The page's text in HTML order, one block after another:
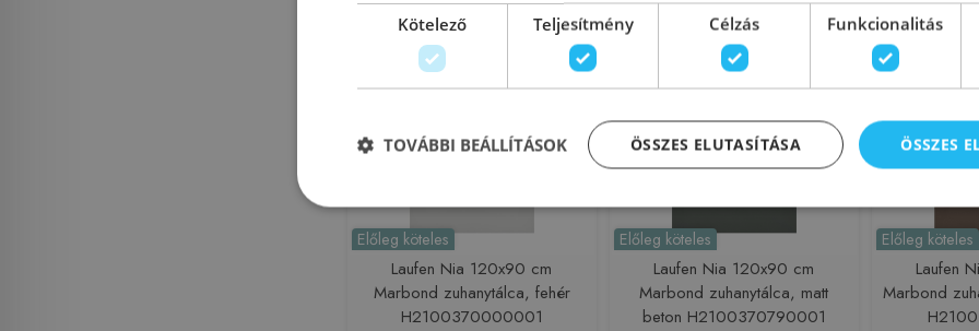
-4%
Rendelésre
Előleg köteles
Laufen Nia 120x90 cm
Marbond zuhanytálca, fehér
H2100370000001
-4%
Rendelésre
Előleg köteles
Laufen Nia 120x90 cm
Marbond zuhanytálca, matt
beton H2100370790001
Rendelésre
Előleg köteles
Laufen
Marbond
Kötelező Teljesítmény Célzás Funkcionalitás
ÖSSZES
ÖSSZES ELUTASÍTÁSA
TOVÁBBI BEÁLLÍTÁSOK